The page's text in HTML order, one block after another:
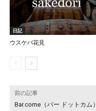
日記
ウスケバ花見
前の記事
Bar.come（バー ドットカム）